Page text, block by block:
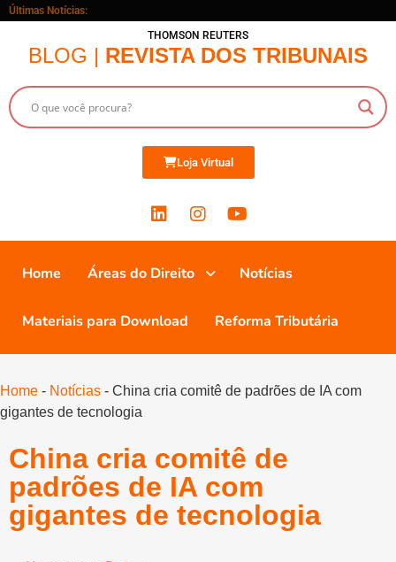
Últimas Notícias:
THOMSON REUTERS
BLOG | REVISTA DOS TRIBUNAIS
Loja Virtual
Home Áreas do Direito Notícias
Materiais para Download Reforma Tributária
Home - Notícias - China cria comitê de padrões de IA com
gigantes de tecnologia
China cria comitê de
padrões de IA com
gigantes de tecnologia